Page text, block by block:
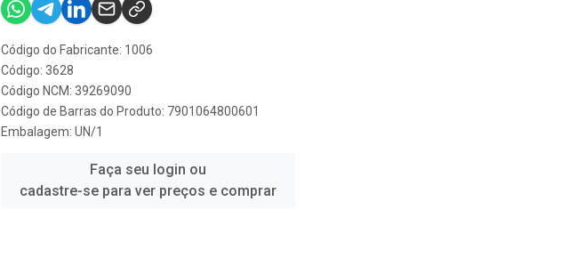
Código do Fabricante: 1006
Código: 3628
Código NCM: 39269090
Código de Barras do Produto: 7901064800601
Embalagem: UN/1
Faça seu login ou
cadastre-se para ver preços e comprar